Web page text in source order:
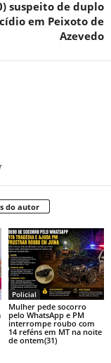
suspeito de duplo
em Peixoto de
Azevedo
do autor
Policial
Mulher pede socorro
pelo WhatsApp e PM
interrompe roubo com
14 reféns em MT na noite
de ontem(31)